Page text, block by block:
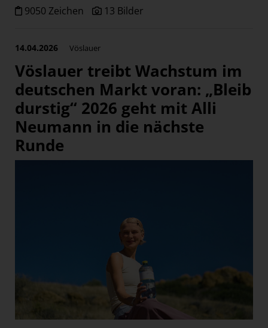
9050 Zeichen
13 Bilder
14.04.2026 Vöslauer
Vöslauer treibt Wachstum im
deutschen Markt voran: „Bleib
durstig“ 2026 geht mit Alli
Neumann in die nächste
Runde